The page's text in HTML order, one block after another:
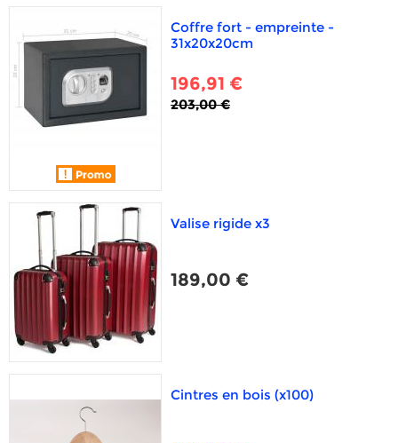
Coffre fort - empreinte -
31x20x20cm
196,91 €
203,00 €
Valise rigide x3
189,00 €
Cintres en bois (x100)